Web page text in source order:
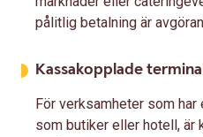
pålitlig betalning är
Kassakopplade
För verksamheter som
som butiker eller hotell, är